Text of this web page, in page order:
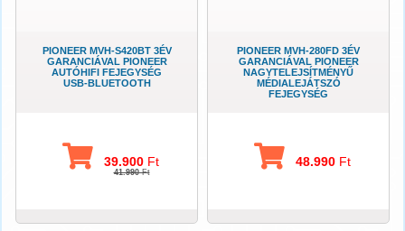
PIONEER MVH-S420BT 3ÉV
GARANCIÁVAL PIONEER
AUTÓHIFI FEJEGYSÉG
USB-BLUETOOTH
39.900 Ft
41.990Ft
PIONEER MVH-280FD 3ÉV
GARANCIÁVAL PIONEER
NAGYTELEJSÍTMÉNYŰ
MÉDIALEJÁTSZÓ
FEJEGYSÉG
48.990 Ft